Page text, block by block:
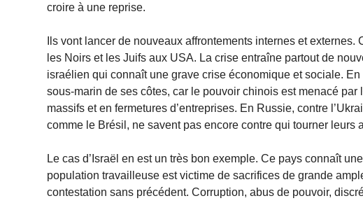
croire à une reprise.
Ils vont lancer de nouveaux affrontements internes et
les Noirs et les Juifs aux USA. La crise entraîne partout de
israélien qui connaît une grave crise économique et sociale.
sous-marin de ses côtes, car le pouvoir chinois est menacé
massifs et en fermetures d’entreprises. En Russie, contre
comme le Brésil, ne savent pas encore contre qui tourner leurs
Le cas d’Israël en est un très bon exemple. Ce pays connaît
population travailleuse est victime de sacrifices de grande
contestation sans précédent. Corruption, abus de pouvoir,